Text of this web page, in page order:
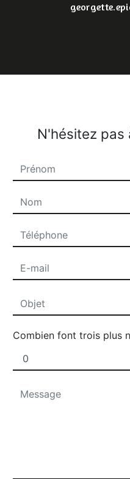
N'hésitez pas
Combien font trois plus